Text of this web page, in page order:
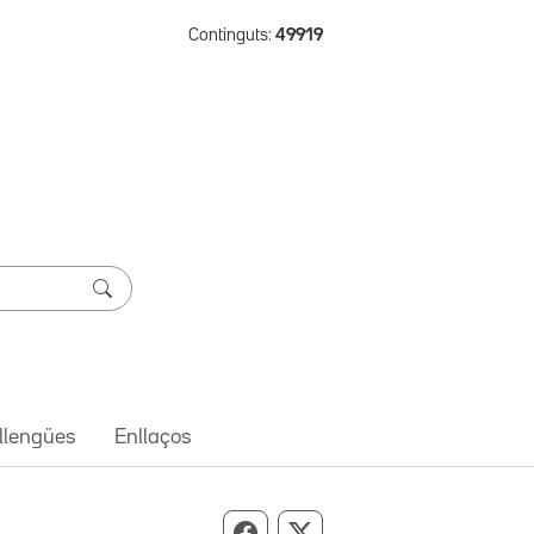
Continguts: 49919
Enllaços